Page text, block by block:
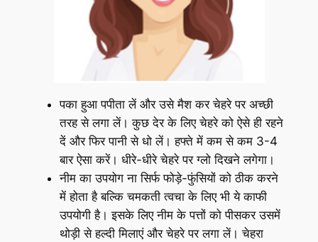
पका हुआ पपीता लें और उसे मैश कर चेहरे पर अच्छी
तरह से लगा लें। कुछ देर के लिए चेहरे को ऐसे ही रहने
दें और फिर पानी से धो लें। हफ्ते में कम से कम 3-4
बार ऐसा करें। धीरे-धीरे चेहरे पर ग्लो दिखने लगेगा।
नीम का उपयोग ना सिर्फ फोड़े-फुंसियों को ठीक करने
में होता है बल्कि चमकती त्वचा के लिए भी ये काफी
उपयोगी है। इसके लिए नीम के पत्तों को पीसकर उसमें
थोड़ी से हल्दी मिलाएं और चेहरे पर लगा लें। चेहरा